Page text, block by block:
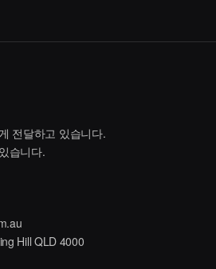
전달하고 있습니다.
습니다.
Hill QLD 4000